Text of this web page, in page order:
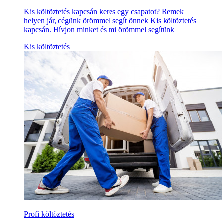
Kis költöztetés kapcsán keres egy csapatot? Remek
helyen jár, cégünk örömmel segít önnek Kis költöztetés
kapcsán. Hívjon minket és mi örömmel segítünk
Kis költöztetés
Profi költöztetés